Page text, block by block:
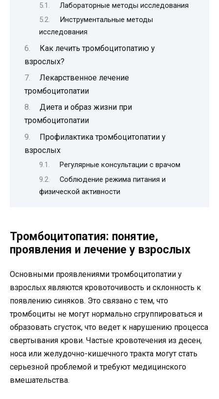
Лабораторные методы исследования
Инструментальные методы
исследования
Как лечить тромбоцитопатию у
взрослых?
Лекарственное лечение
тромбоцитопатии
Диета и образ жизни при
тромбоцитопатии
Профилактика тромбоцитопатии у
взрослых
Регулярные консультации с врачом
Соблюдение режима питания и
физической активности
Тромбоцитопатия: понятие,
проявления и лечение у взрослых
Основными проявлениями тромбоцитопатии у
взрослых являются кровоточивость и склонность к
появлению синяков. Это связано с тем, что
тромбоциты не могут нормально сгруппироваться и
образовать сгусток, что ведет к нарушению процесса
свертывания крови. Частые кровотечения из десен,
носа или желудочно-кишечного тракта могут стать
серьезной проблемой и требуют медицинского
вмешательства.